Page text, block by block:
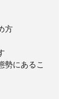
方
勢にあるこ